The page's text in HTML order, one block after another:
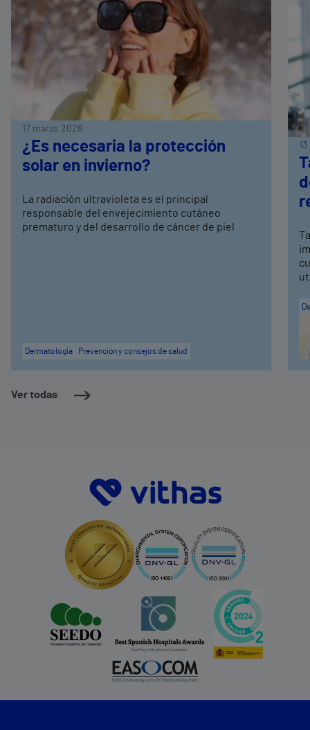
Ver todas
17 marzo 2026
¿Es necesaria la protección
solar en invierno?
La radiación ultravioleta es el principal
responsable del envejecimiento cutáneo
prematuro y del desarrollo de cáncer de piel
Dermatología Prevención y consejos de salud